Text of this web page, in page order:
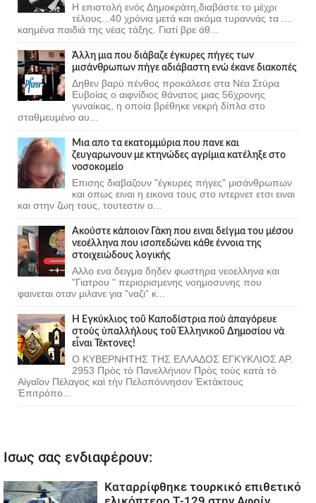
Η επιστολή ενός Δημοκράτη,διαβάστε το μέχρι
τέλους...40 χρόνια μετά και ακόμα τυραννάς τα ....
καημένα παιδιά της νέας τάξης. Γιατί βρε άθ...
Άλλη μια που διάβαζε έγκυρες πήγες των
μισάνθρωπων πήγε αδιάβαστη ενώ έκανε διακοπές
Δηθεν βαρύ πένθος προκάλεσε στα Νέα Στύρα
Ευβοίας ο αιφνίδιος θάνατος μιας 56χρονης
γυναίκας, η οποία βρέθηκε νεκρή δίπλα στο
σταθμευμένο αυ...
Μια απο τα εκατομμύρια που πανε και
ζευγαρωνουν με κτηνώδες αγρίμια κατέληξε στο
νοσοκομείο
Επισης διαβαζουν "έγκυρες πήγες" μισάνθρωπων
και οπως ειναι η εικονα τους στο ιντερνετ ετσι ειναι
και στην ζωη τους, τουτεστιν ο...
Ακούστε κάποιον Γάκη που ειναι δείγμα του μέσου
νεοέλληνα που ισοπεδώνει κάθε έννοια της
στοιχειώδους λογικής
Αλλο ενα δειγμα δηδεν φωστηρα νεοελληνα και
"Γιατρου " περιορισμενης νοημοσυνης που
φαινεται οταν μιλανε για "ναζι" κ...
Ἡ Ἐγκύκλιος τοῦ Καποδίστρια ποὺ ἀπαγόρευε
στοὺς ὑπαλλήλους τοῦ Ἑλληνικοῦ Δημοσίου νὰ
εἶναι Τέκτονες!
Ο ΚΥΒΕΡΝΗΤΗΣ ΤΗΣ ΕΛΛΑΔΟΣ ΕΓΚΥΚΛΙΟΣ ΑΡ.
2953 Πρὸς τὸ Πανελλήνιον Πρὸς τοὺς κατὰ τὸ
Αἰγαῖον Πέλαγος καὶ τὴν Πελοπόννησον Ἐκτάκτους
Ἐπιτρόπο...